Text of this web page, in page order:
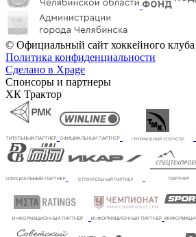
© Официальный сайт хоккейного клуба
Политика конфиденциальности
Сделано в Xpage
Спонсоры и партнеры
ХК Трактор